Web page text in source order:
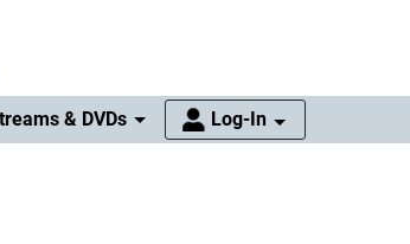
& DVDs Log-In